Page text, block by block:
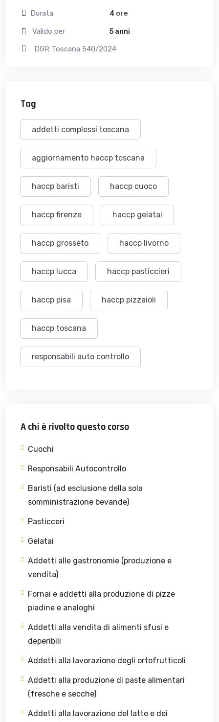
Durata 4 ore
Valido per 5 anni
DGR Toscana 540/2024
Tag
addetti complessi toscana
aggiornamento haccp toscana
haccp baristi haccp cuoco
haccp firenze haccp gelatai
haccp grosseto haccp livorno
haccp lucca haccp pasticcieri
haccp pisa haccp pizzaioli
haccp toscana
responsabili auto controllo
A chi è rivolto questo corso
Cuochi
Responsabili Autocontrollo
Baristi (ad esclusione della sola
somministrazione bevande)
Pasticceri
Gelatai
Addetti alle gastronomie (produzione e
vendita)
Fornai e addetti alla produzione di pizze
piadine e analoghi
Addetti alla vendita di alimenti sfusi e
deperibili
Addetti alla lavorazione degli ortofrutticoli
Addetti alla produzione di paste alimentari
(fresche e secche)
Addetti alla lavorazione del latte e dei